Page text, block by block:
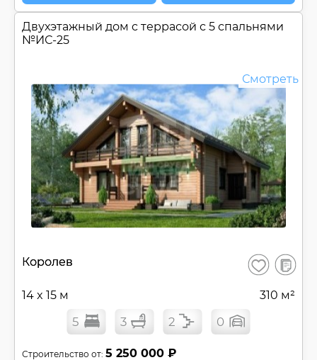
Эксплуатируемая кровля
Регионы:
Сбросить
Двухэтажный дом c террасой с 5 спальнями
№ИС-25
Смотреть
Королев Сохранить
В
14 x 15 м 310 м²
5 3 2 0
Строительство от: 5 250 000 ₽